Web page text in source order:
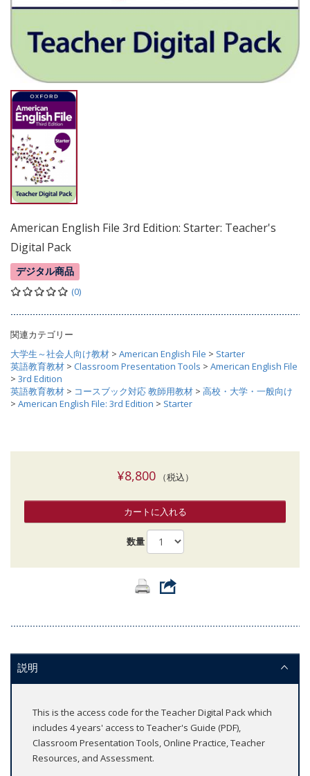
American English File 3rd Edition: Starter: Teacher's
Digital Pack
デジタル商品
(0)
関連カテゴリー
大学生～社会人向け教材 > American English File > Starter
英語教育教材 > Classroom Presentation Tools > American English File
> 3rd Edition
英語教育教材 > コースブック対応 教師用教材 > 高校・大学・一般向け
> American English File: 3rd Edition > Starter
¥8,800（税込）
カートに入れる
数量
説明
This is the access code for the Teacher Digital Pack which
includes 4 years' access to Teacher's Guide (PDF),
Classroom Presentation Tools, Online Practice, Teacher
Resources, and Assessment.